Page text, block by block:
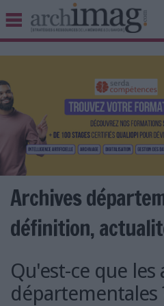
BIBLIOTHÈQUE ÉDITION
UNIVERS DATA
TRAVAIL COLLABORATIF
VIE NUMÉRIQUE
NUMÉRIQUE RESPONSABLE
LES NEWSLETTERS
LE MAGAZINE
Archives
définition,
Qu'est-ce que les
départementales